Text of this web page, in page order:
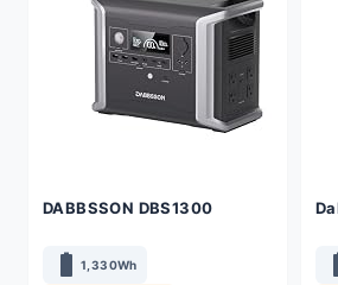
DABBSSON DBS1300
battery_full 1,330Wh